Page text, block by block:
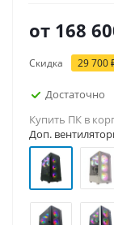
от 168
Скидка 29 700
Достаточно
Купить ПК в
Доп.